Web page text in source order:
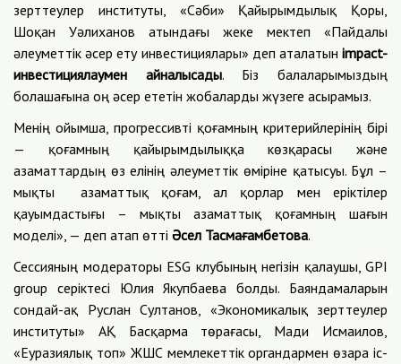
зерттеулер институты, «Сәби» Қайырымдылық Қоры,
Шоқан Уәлиханов атындағы жеке мектеп «Пайдалы
әлеуметтік әсер ету инвестициялары» деп аталатын impact-
инвестициялаумен айналысады. Біз балаларымыздың
болашағына оң әсер ететін жобаларды жүзеге асырамыз.
Менің ойымша, прогрессивті қоғамның критерийлерінің бірі
— қоғамның қайырымдылыққа көзқарасы және
азаматтардың өз елінің әлеуметтік өміріне қатысуы. Бұл –
мықты азаматтық қоғам, ал қорлар мен еріктілер
қауымдастығы – мықты азаматтық қоғамның шағын
моделі», — деп атап өтті Әсел Тасмағамбетова.
Сессияның модераторы ESG клубының негізін қалаушы, GPI
group серіктесі Юлия Якупбаева болды. Баяндамаларын
сондай-ақ Руслан Султанов, «Экономикалық зерттеулер
институты» АҚ Басқарма төрағасы, Мади Исмаилов,
«Еуразиялық топ» ЖШС мемлекеттік органдармен өзара іс-